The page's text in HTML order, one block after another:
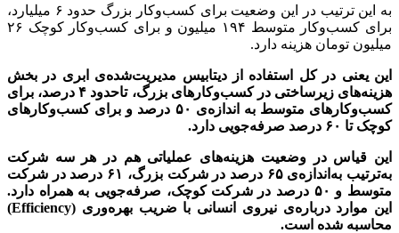
به این ترتیب در این وضعیت برای کسب‌وکار بزرگ حدود ۶ میلیارد،
برای کسب‌وکار متوسط ۱۹۴ میلیون و برای کسب‌وکار کوچک ۲۶
میلیون تومان هزینه دارد.
این یعنی در کل استفاده از دیتابیس مدیریت‌شده‌ی ابری در بخش
هزینه‌های زیرساختی در کسب‌وکارهای بزرگ، تاحدود
درصد، برای
کسب‌وکارهای متوسط به اندازه‌ی
درصد و برای کسب‌وکارهای
کوچک تا
درصد صرفه‌جویی دارد.
این قیاس در وضعیت هزینه‌های عملیاتی هم در هر سه شرکت
به‌ترتیب به‌اندازه‌ی ۶۵ درصد در شرکت بزرگ،
درصد در شرکت
متوسط و
درصد در شرکت کوچک، صرفه‌جویی به همراه دارد.
این موارد درباره‌ی نیروی انسانی با ضریب بهره‌وری (Efficiency)
محاسبه شده است.